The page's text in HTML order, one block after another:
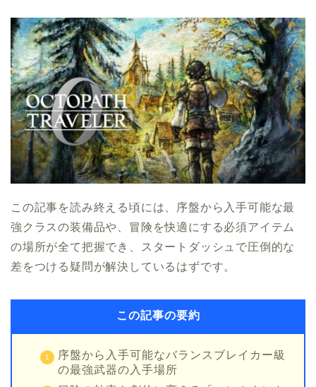
この記事を読み終える頃には、序盤から入手可能な最
強クラスの装備品や、冒険を快適にする必須アイテム
の場所が全て把握でき、スタートダッシュで圧倒的な
差をつける疑問が解決しているはずです。
この記事の要約
序盤から入手可能なバランスブレイカー級
の最強武器の入手場所